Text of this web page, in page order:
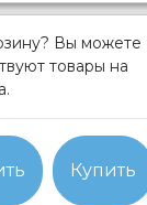
Вы можете
товары на
Купить